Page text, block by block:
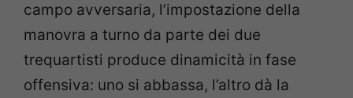
campo avversaria, l’impostazione della
manovra a turno da parte dei due
trequartisti produce dinamicità in fase
offensiva: uno si abbassa, l’altro dà la